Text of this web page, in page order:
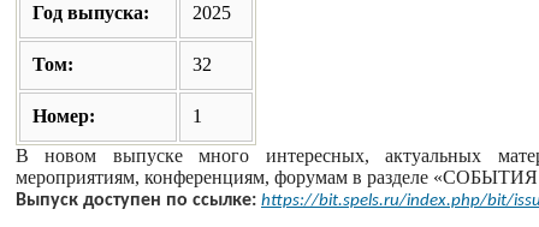
Год выпуска: 2025
Том: 32
Номер:
1
В новом выпуске много интересных, актуальных
мероприятиям, конференциям, форумам в разделе
Выпуск доступен по ссылке: https://bit.spels.ru/index.php/bit/